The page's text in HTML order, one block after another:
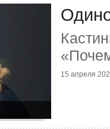
15 апреля